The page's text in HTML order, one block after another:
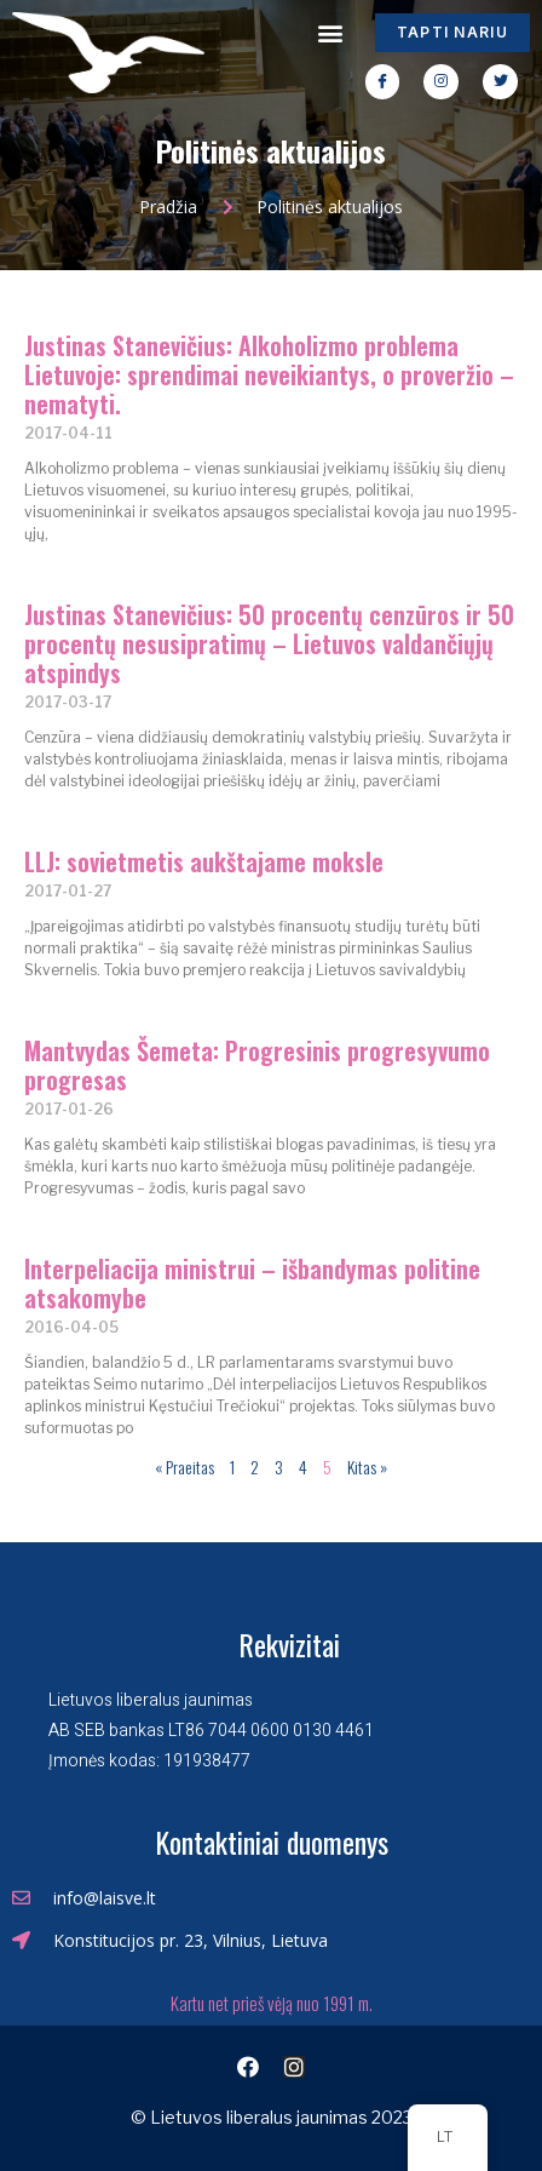
TAPTI NARIU
Politinės aktualijos
Pradžia Politinės aktualijos
Justinas Stanevičius: Alkoholizmo problema
Lietuvoje: sprendimai neveikiantys, o proveržio –
nematyti.
2017-04-11
Alkoholizmo problema – vienas sunkiausiai įveikiamų iššūkių šių dienų
Lietuvos visuomenei, su kuriuo interesų grupės, politikai,
visuomenininkai ir sveikatos apsaugos specialistai kovoja jau nuo 1995-
ųjų,
Justinas Stanevičius: 50 procentų cenzūros ir 50
procentų nesusipratimų – Lietuvos valdančiųjų
atspindys
2017-03-17
Cenzūra – viena didžiausių demokratinių valstybių priešių. Suvaržyta ir
valstybės kontroliuojama žiniasklaida, menas ir laisva mintis, ribojama
dėl valstybinei ideologijai priešiškų idėjų ar žinių, paverčiami
LLJ: sovietmetis aukštajame moksle
2017-01-27
„Įpareigojimas atidirbti po valstybės finansuotų studijų turėtų būti
normali praktika“ – šią savaitę rėžė ministras pirmininkas Saulius
Skvernelis. Tokia buvo premjero reakcija į Lietuvos savivaldybių
Mantvydas Šemeta: Progresinis progresyvumo
progresas
2017-01-26
Kas galėtų skambėti kaip stilistiškai blogas pavadinimas, iš tiesų yra
šmėkla, kuri karts nuo karto šmėžuoja mūsų politinėje padangėje.
Progresyvumas – žodis, kuris pagal savo
Interpeliacija ministrui – išbandymas politine
atsakomybe
2016-04-05
Šiandien, balandžio 5 d., LR parlamentarams svarstymui buvo
pateiktas Seimo nutarimo „Dėl interpeliacijos Lietuvos Respublikos
aplinkos ministrui Kęstučiui Trečiokui“ projektas. Toks siūlymas buvo
suformuotas po
« Praeitas 1 2 3 4 5 Kitas »
Rekvizitai
Lietuvos liberalus jaunimas
AB SEB bankas LT86 7044 0600 0130 4461
Įmonės kodas: 191938477
Kontaktiniai duomenys
info@laisve.lt
Konstitucijos pr. 23, Vilnius, Lietuva
Kartu net prieš vėją nuo 1991 m.
© Lietuvos liberalus jaunimas 2023
LT